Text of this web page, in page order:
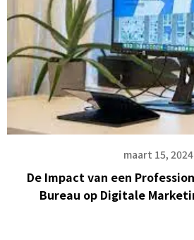
maart 15, 2024
De Impact van een
Bureau op Digitale